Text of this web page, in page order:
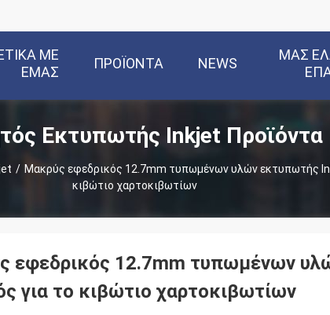
ΜΕ
ΕΜΆΣ
ΠΡΟΪΌΝΤΑ NEWS
ΜΑΣ
Εκτυπωτής Inkjet Προϊόντα
/ Μακρύς εφεδρικός 12.7mm τυπωμένων υλών εκτυπωτής
κιβώτιο χαρτοκιβωτίων
εφεδρικός 12.7mm τυπωμένων
για το κιβώτιο χαρτοκιβωτίων